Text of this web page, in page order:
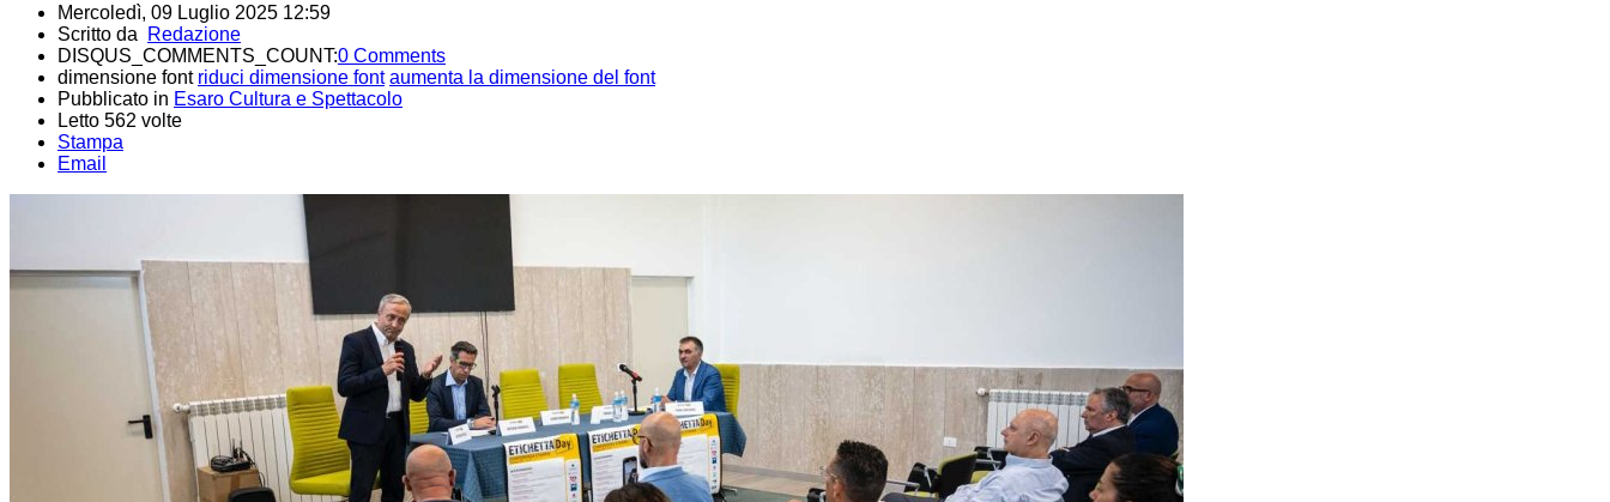
Mercoledì, 09 Luglio 2025 12:59
Scritto da
Redazione
DISQUS_COMMENTS_COUNT:0 Comments
dimensione font riduci dimensione font aumenta la dimensione del font
Pubblicato in Esaro Cultura e Spettacolo
Letto 562 volte
Stampa
Email